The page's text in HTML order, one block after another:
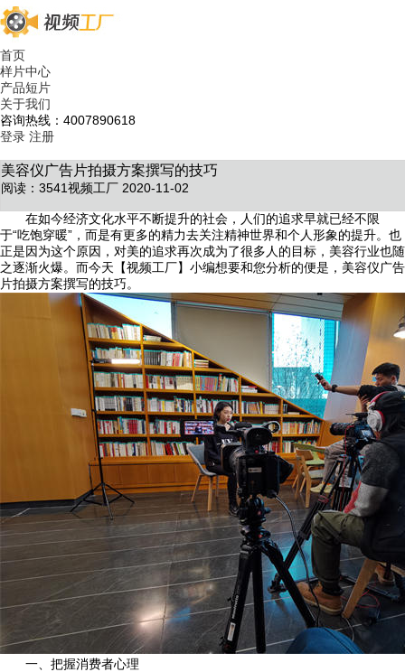
首页
样片中心
产品短片
关于我们
咨询热线：4007890618
登录 注册
美容仪广告片拍摄方案撰写的技巧
阅读：3541视频工厂 2020-11-02
在如今经济文化水平不断提升的社会，人们的追求早就已经不限
于“吃饱穿暖”，而是有更多的精力去关注精神世界和个人形象的提升。也
正是因为这个原因，对美的追求再次成为了很多人的目标，美容行业也随
之逐渐火爆。而今天【视频工厂】小编想要和您分析的便是，美容仪广告
片拍摄方案撰写的技巧。
一、把握消费者心理